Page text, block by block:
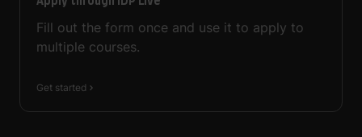
Fill out the form once and use it to apply to
multiple courses.
Get started